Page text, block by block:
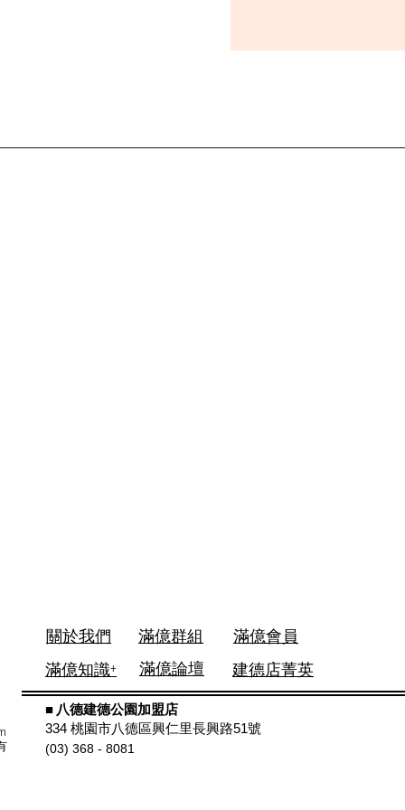
關於我們
滿億知識+
滿億群組 滿億會員
滿億論壇 建德店菁英
■ 八德建德公園加盟店
334 桃園市八德區興仁里長興路51號
(03) 368 - 8081